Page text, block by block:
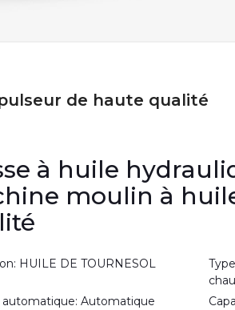
de haute qualité
à huile
moulin à
HUILE DE TOURNESOL
automatique: Automatique